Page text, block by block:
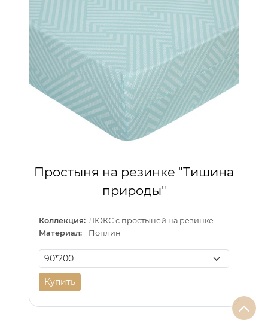
Простыня на резинке "Тишина
природы"
Коллекция: ЛЮКС с простыней на резинке
Материал:
Поплин
Купить